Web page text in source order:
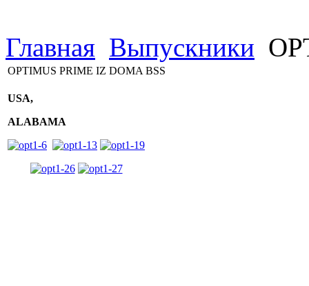
Главная Выпускники
OPTIMUS PRIME IZ DOMA BSS
USA,
ALABAMA